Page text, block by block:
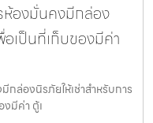
องมั่นคงมีกล่อง
อเป็นที่เก็บของมีค่า
ล่องนิรภัยให้เช่าสำหรับการ
งมีค่า ตู้เ